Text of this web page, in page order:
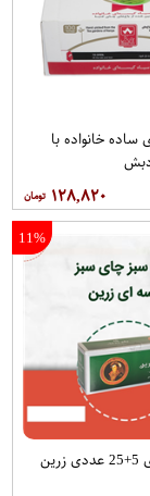
عددی ساده خانواده با
۱۲۸,۸۲۰
11%